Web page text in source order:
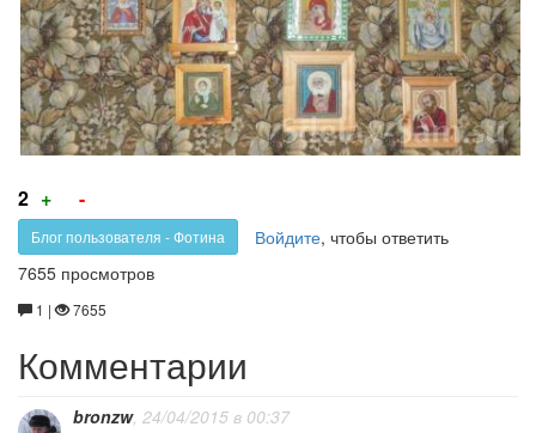
2 +
за!
-
против!
Блог пользователя - Фотина Войдите, чтобы ответить
7655 просмотров
1 | 7655
Комментарии
bronzw, 24/04/2015 в 00:37